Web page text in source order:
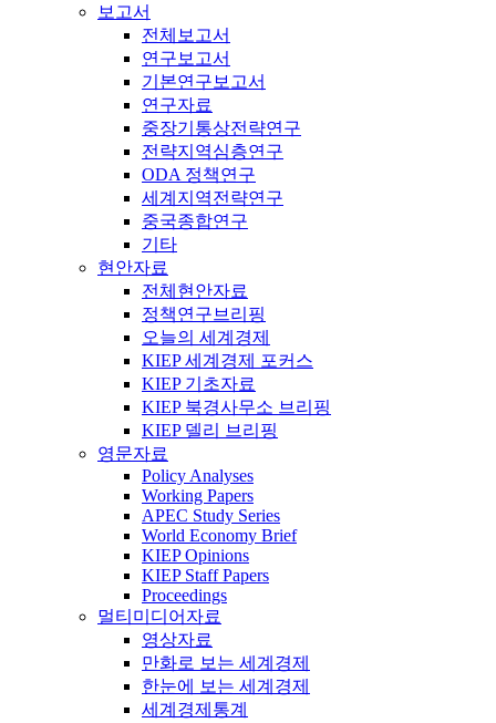
보고서
전체보고서
연구보고서
기본연구보고서
연구자료
중장기통상전략연구
전략지역심층연구
ODA 정책연구
세계지역전략연구
중국종합연구
기타
현안자료
전체현안자료
정책연구브리핑
오늘의 세계경제
KIEP 세계경제 포커스
KIEP 기초자료
KIEP 북경사무소 브리핑
KIEP 델리 브리핑
영문자료
Policy Analyses
Working Papers
APEC Study Series
World Economy Brief
KIEP Opinions
KIEP Staff Papers
Proceedings
멀티미디어자료
영상자료
만화로 보는 세계경제
한눈에 보는 세계경제
세계경제통계